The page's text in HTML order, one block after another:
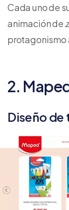
Cada uno de
animación de
protagonismo
2.
Diseño de